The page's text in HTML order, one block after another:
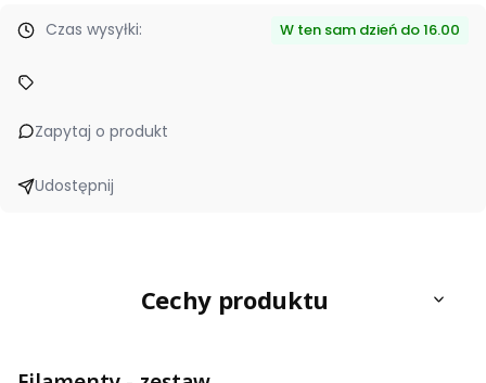
Czas wysyłki: W ten sam dzień do 16.00
Zapytaj o produkt
Udostępnij
Cechy produktu